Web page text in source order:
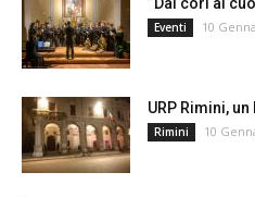
Eventi 10
URP Rimini,
Rimini 10